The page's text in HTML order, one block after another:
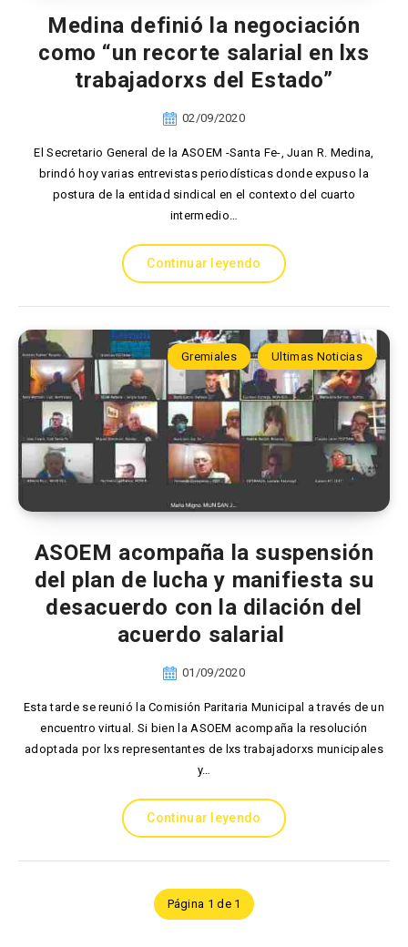
Medina definió la negociación
como “un recorte salarial en lxs
trabajadorxs del Estado”
02/09/2020
El Secretario General de la ASOEM -Santa Fe-, Juan R. Medina,
brindó hoy varias entrevistas periodísticas donde expuso la
postura de la entidad sindical en el contexto del cuarto
intermedio…
Continuar leyendo
Gremiales Ultimas Noticias
ASOEM acompaña la suspensión
del plan de lucha y manifiesta su
desacuerdo con la dilación del
acuerdo salarial
01/09/2020
Esta tarde se reunió la Comisión Paritaria Municipal a través de un
encuentro virtual. Si bien la ASOEM acompaña la resolución
adoptada por lxs representantes de lxs trabajadorxs municipales
y…
Continuar leyendo
Página 1 de 1